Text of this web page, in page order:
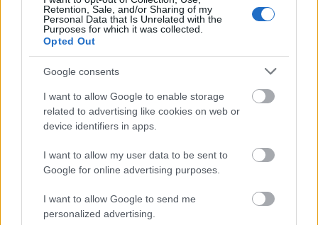
Retention, Sale, and/or Sharing of my
Personal Data that Is Unrelated with the
Purposes for which it was collected.
Opted Out
Google consents
I want to allow Google to enable storage
related to advertising like cookies on web or
device identifiers in apps.
I want to allow my user data to be sent to
Google for online advertising purposes.
I want to allow Google to send me
personalized advertising.
Megosztás
Messengeren
keresőben könnyebben megtaláld a
glamour.hu cikkeit